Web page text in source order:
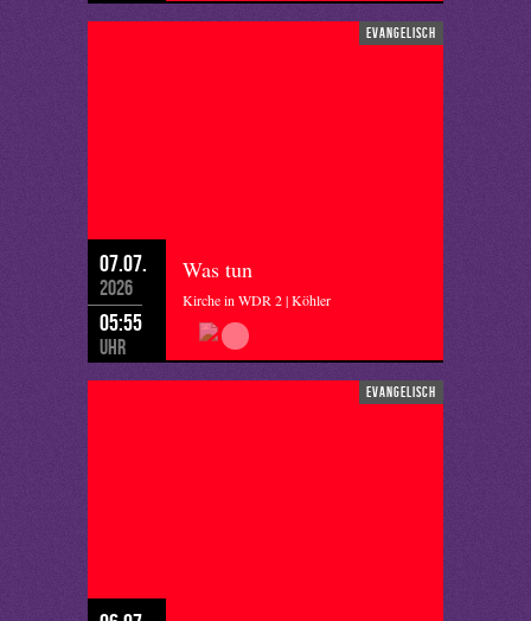
evangelisch
07.07.
2026
05:55
Uhr
Was tun
Kirche in WDR 2 | Köhler
evangelisch